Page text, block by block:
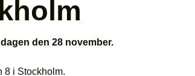
den 28 november.
8 i Stockholm.